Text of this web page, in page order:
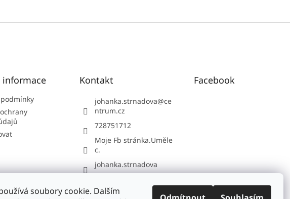
soubory cookie. Dalším
informace Kontakt
johanka.strnadova@ce
ntrum.cz
728751712
Moje Fb stránka.Uměle
c.
johanka.strnadova
Facebook